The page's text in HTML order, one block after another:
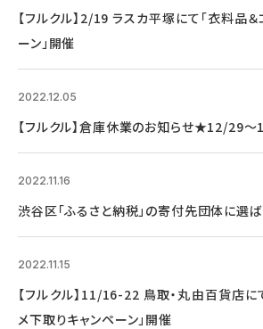
【フルクル】2/19 ラスカ平塚にて「衣料品
ーン」開催
2022.12.05
【フルクル】倉庫休業のお知らせ★12/29
2022.11.16
渋谷区「ふるさと納税」の寄付先団体に選
2022.11.15
【フルクル】11/16-22 鳥取・丸由百貨店に
メ下取りキャンペーン」開催